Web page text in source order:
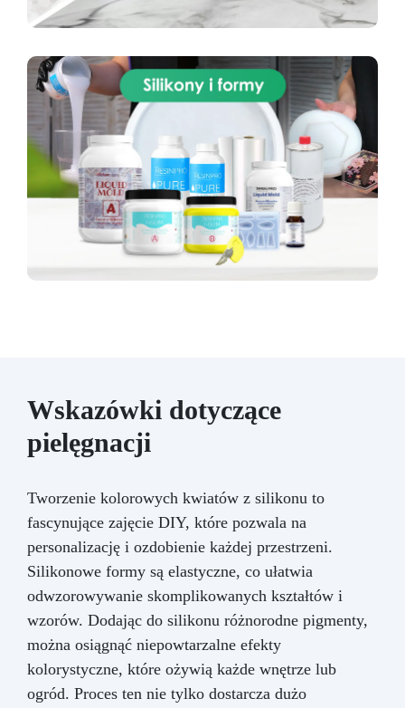
Wskazówki dotyczące
pielęgnacji
Tworzenie kolorowych kwiatów z silikonu to
fascynujące zajęcie DIY, które pozwala na
personalizację i ozdobienie każdej przestrzeni.
Silikonowe formy są elastyczne, co ułatwia
odwzorowywanie skomplikowanych kształtów i
wzorów. Dodając do silikonu różnorodne pigmenty,
można osiągnąć niepowtarzalne efekty
kolorystyczne, które ożywią każde wnętrze lub
ogród. Proces ten nie tylko dostarcza dużo